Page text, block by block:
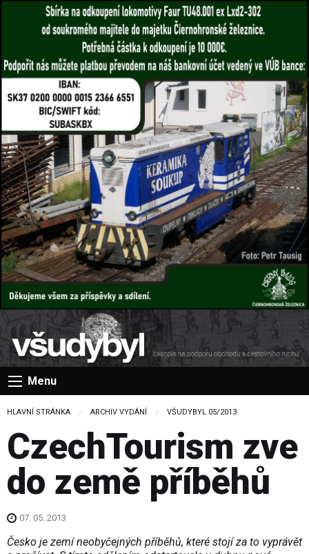
Menu
HLAVNÍ STRÁNKA ARCHIV VYDÁNÍ VŠUDYBYL 05/2013
CzechTourism zve
do země příběhů
07. 05. 2013
Česko je zemí neobyčejných příběhů, které stojí za to vyprávět